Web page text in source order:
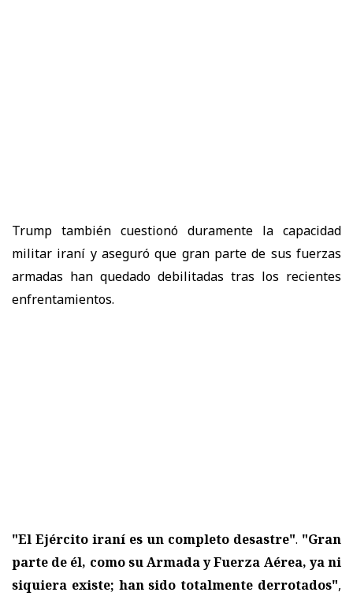
Trump también cuestionó duramente la capacidad
militar iraní y aseguró que gran parte de sus fuerzas
armadas han quedado debilitadas tras los recientes
enfrentamientos.
"El Ejército iraní es un completo desastre". "Gran
parte de él, como su Armada y Fuerza Aérea, ya ni
siquiera existe; han sido totalmente derrotados",